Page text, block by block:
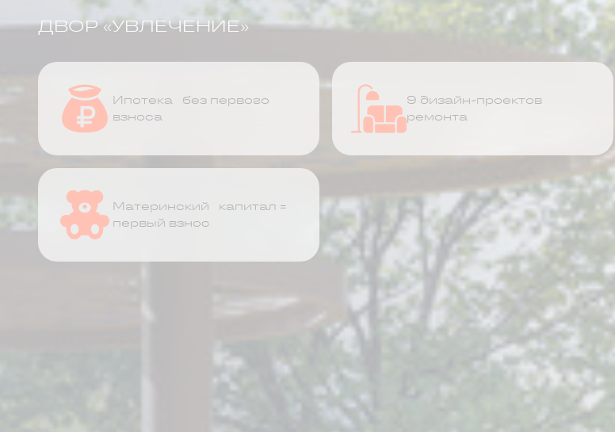
ДВОР «УВЛЕЧЕНИЕ»
Ипотека без первого
взноса
9 дизайн-проектов
ремонта
Материнский капитал =
первый взнос